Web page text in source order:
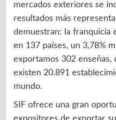
mercados exteriores se
resultados más
demuestran: la franquicia
en 137 países, un 3,78%
exportamos 302 enseñas,
existen 20.891
mundo.
SIF ofrece una gran